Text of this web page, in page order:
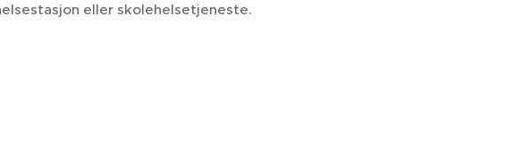
eller skolehelsetjeneste.